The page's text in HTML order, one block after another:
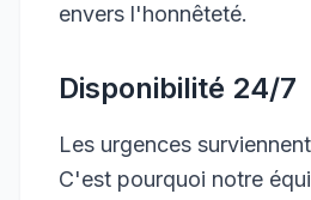
envers l'honnêteté.
Disponibilité 24/7
Les urgences
C'est pourquoi notre